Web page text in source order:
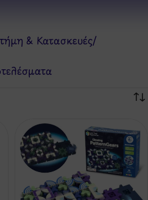
& Κατασκευές/